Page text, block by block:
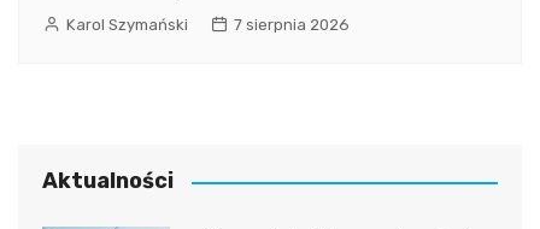
Karol Szymański 7 sierpnia 2026
Aktualności